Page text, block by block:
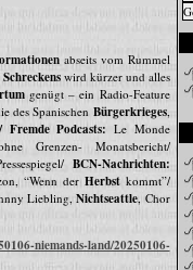
abseits vom Rummel
Schreckenswird kürzer und alles
genügt – ein Radio-Feature
des Spanischen Bürgerkrieges,
Podcasts: Le Monde
Grenzen- Monatsbericht/
BCN-Nachrichten:
“Wenn der Herbstkommt”/
Liebling, Nichtseattle, Chor
niemands-land/20250106-